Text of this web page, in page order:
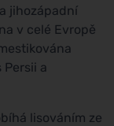
jihozápadní
v celé Evropě
a
lisováním ze